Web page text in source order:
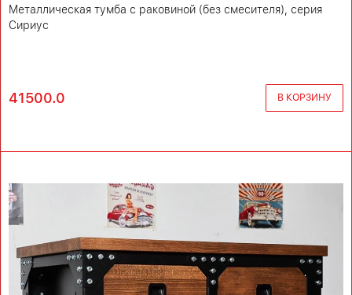
Металлическая тумба с раковиной (без смесителя), серия
Сириус
41500.0 В КОРЗИНУ